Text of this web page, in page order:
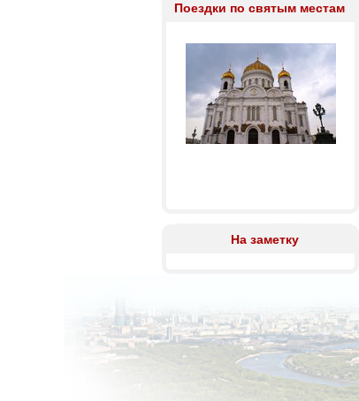
Поездки по святым местам
На заметку